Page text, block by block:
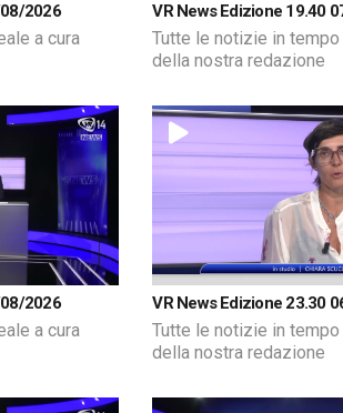
2026
a cura
VR News Edizione 19.40
Tutte le notizie in tempo
della nostra redazione
2026
a cura
VR News Edizione 23.30
Tutte le notizie in tempo
della nostra redazione